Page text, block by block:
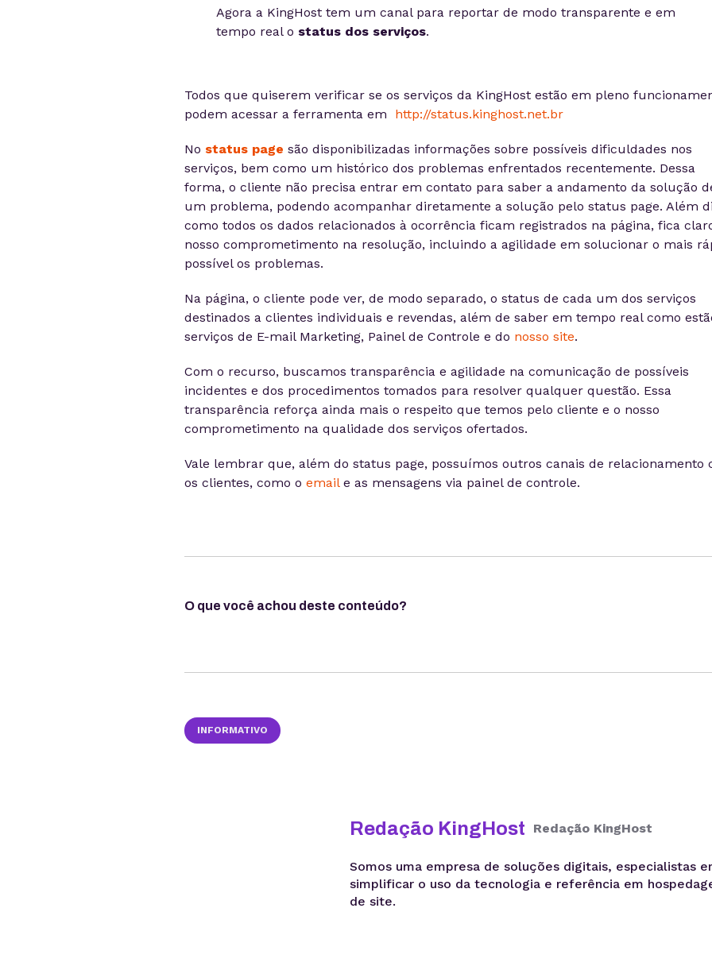
Agora a KingHost tem um canal para reportar de modo transparente e em
tempo real o status dos serviços.
Todos que quiserem verificar se os serviços da KingHost estão em pleno
podem acessar a ferramenta em http://status.kinghost.net.br
No status page são disponibilizadas informações sobre possíveis dificuldades nos
serviços, bem como um histórico dos problemas enfrentados recentemente. Dessa
forma, o cliente não precisa entrar em contato para saber a andamento da solução
um problema, podendo acompanhar diretamente a solução pelo status page. Além
como todos os dados relacionados à ocorrência ficam registrados na página, fica
nosso comprometimento na resolução, incluindo a agilidade em solucionar o mais
possível os problemas.
Na página, o cliente pode ver, de modo separado, o status de cada um dos serviços
destinados a clientes individuais e revendas, além de saber em tempo real como
serviços de E-mail Marketing, Painel de Controle e do nosso site.
Com o recurso, buscamos transparência e agilidade na comunicação de possíveis
incidentes e dos procedimentos tomados para resolver qualquer questão. Essa
transparência reforça ainda mais o respeito que temos pelo cliente e o nosso
comprometimento na qualidade dos serviços ofertados.
Vale lembrar que, além do status page, possuímos outros canais de relacionamento
os clientes, como o email e as mensagens via painel de controle.
O que você achou deste conteúdo?
INFORMATIVO
Redação KingHost Redação KingHost
Somos uma empresa de soluções digitais, especialistas
simplificar o uso da tecnologia e referência em
de site.